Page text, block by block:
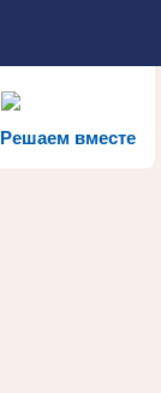
Решаем вместе